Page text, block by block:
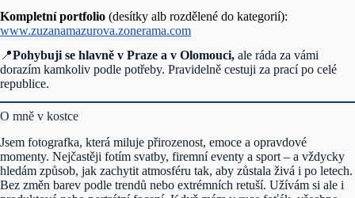
Kompletní portfolio (desítky alb rozdělené do kategorií):
www.zuzanamazurova.zonerama.com
📍Pohybuji se hlavně v Praze a v Olomouci, ale ráda za vámi
dorazím kamkoliv podle potřeby. Pravidelně cestuji za prací po celé
republice.
O mně v kostce
Jsem fotografka, která miluje přirozenost, emoce a opravdové
momenty. Nejčastěji fotím svatby, firemní eventy a sport – a vždycky
hledám způsob, jak zachytit atmosféru tak, aby zůstala živá i po letech.
Bez změn barev podle trendů nebo extrémních retuší. Užívám si ale i